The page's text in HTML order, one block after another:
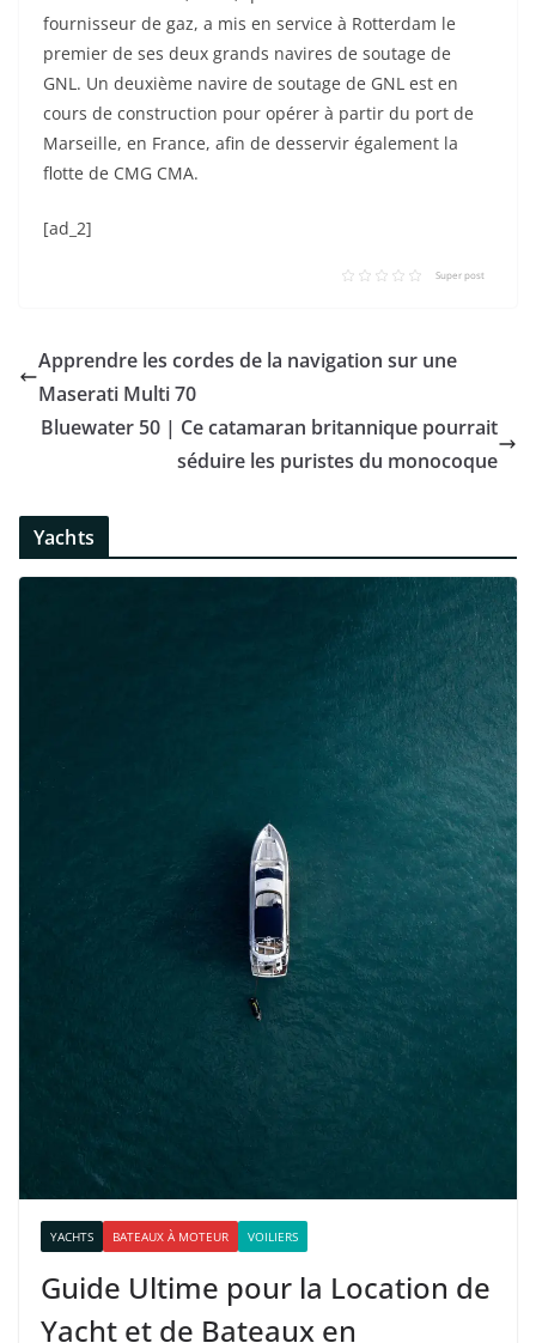
fournisseur de gaz, a mis en service à Rotterdam le
premier de ses deux grands navires de soutage de
GNL. Un deuxième navire de soutage de GNL est en
cours de construction pour opérer à partir du port de
Marseille, en France, afin de desservir également la
flotte de CMG CMA.
[ad_2]
Super post
Apprendre les cordes de la navigation sur une
Maserati Multi 70
Bluewater 50 | Ce catamaran britannique pourrait
séduire les puristes du monocoque
Yachts
YACHTS BATEAUX À MOTEUR VOILIERS
Guide Ultime pour la Location de
Yacht et de Bateaux en